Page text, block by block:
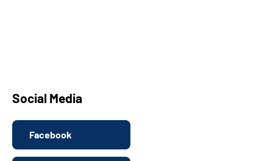
Social Media
Facebook